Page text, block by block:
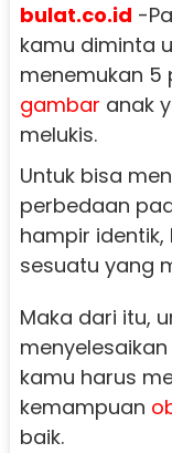
bulat.co.id -
kamu diminta
menemukan
gambar anak
melukis.
Untuk bisa
perbedaan
hampir identik,
sesuatu yang
Maka dari itu,
kamu harus
kemampuan
baik.